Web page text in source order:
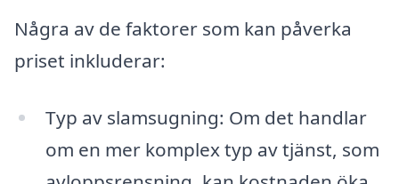
Några av de faktorer som kan påverka
priset inkluderar:
Typ av slamsugning: Om det handlar
om en mer komplex typ av tjänst, som